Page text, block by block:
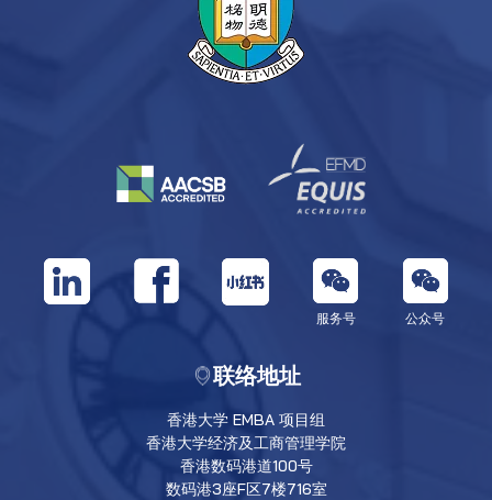
服务号 公众号
联络地址
香港大学 EMBA 项目组
香港大学经济及工商管理学院
香港数码港道100号
数码港3座F区7楼716室